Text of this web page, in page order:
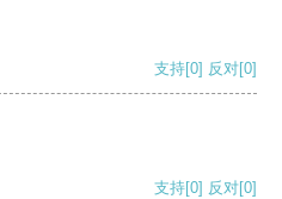
支持[0] 反对[0]
支持[0] 反对[0]